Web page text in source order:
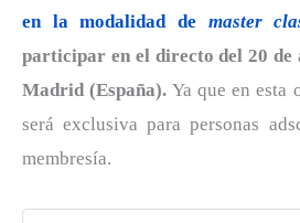
en la modalidad de master
participar en el directo del 20 de
Madrid (España). Ya que en esta
será exclusiva para personas
membresía.